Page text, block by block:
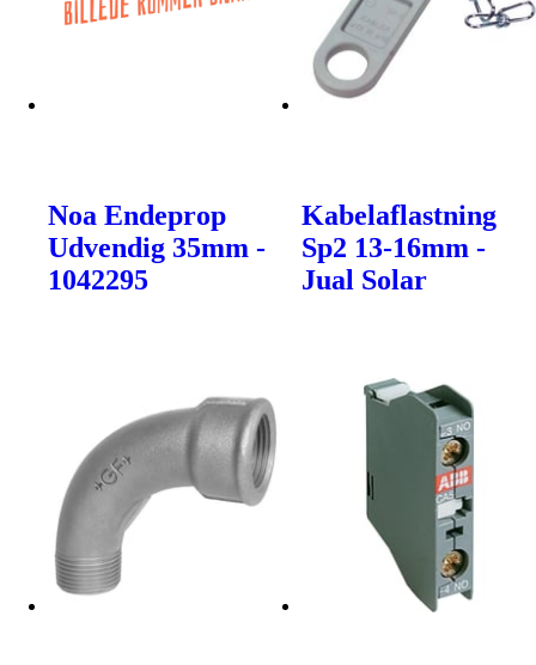
Noa Endeprop
Udvendig 35mm -
1042295
Kabelaflastning
Sp2 13-16mm -
Jual Solar